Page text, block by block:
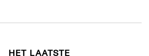
HET LAATSTE